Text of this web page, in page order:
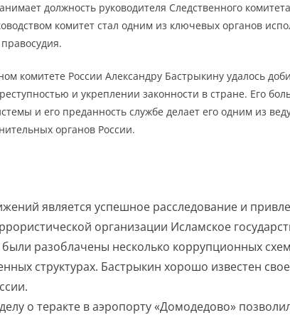
должность руководителя Следственного комитета
комитет стал одним из ключевых органов
комитете России Александру Бастрыкину удалось
и укреплении законности в стране. Его
и его преданность службе делает его одним из
органов России.
является успешное расследование и
организации Исламское
были разоблачены несколько коррупционных
структурах. Бастрыкин хорошо известен
о теракте в аэропорту «Домодедово»